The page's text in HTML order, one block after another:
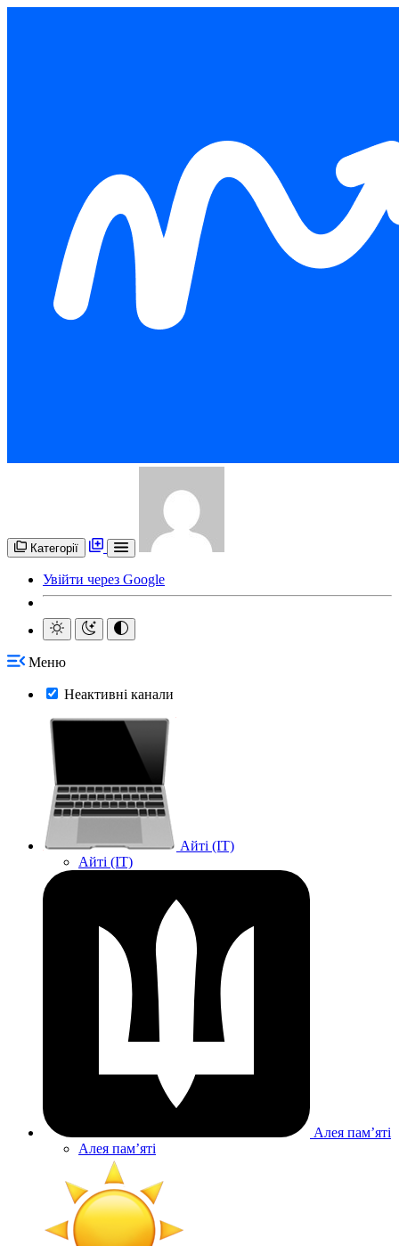
Категорії
Увійти через Google
Меню
Неактивні канали
Айті (IT)
Айті (IT)
Алея памʼяті
Алея памʼяті